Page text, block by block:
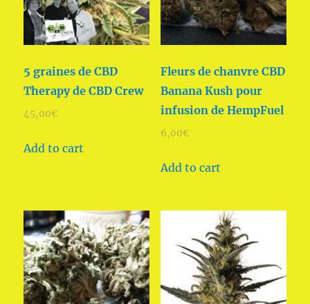
5 graines de CBD
Therapy de CBD Crew
45,00€
Add to cart
Fleurs de chanvre CBD
Banana Kush pour
infusion de HempFuel
6,00€
Add to cart